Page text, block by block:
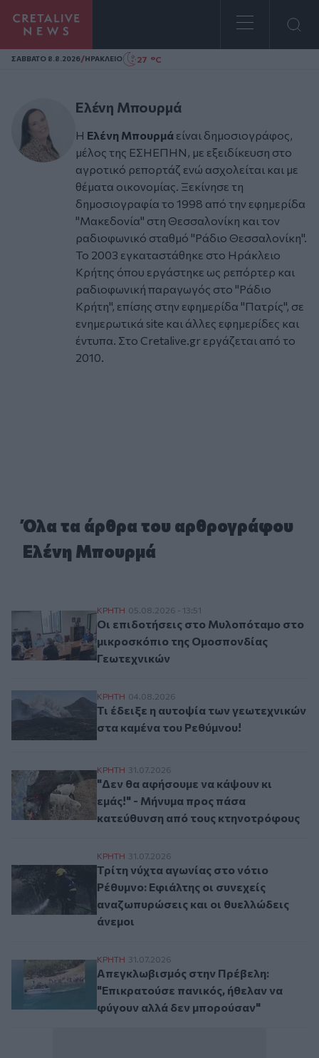
Homepage
ΣAΒΒΑΤΟ 8.8.2026/ΗΡΑΚΛΕΙΟ 27 °C
Ελένη Μπουρμά
Η Ελένη Μπουρμά είναι δημοσιογράφος,
μέλος της ΕΣΗΕΠΗΝ, με εξειδίκευση στο
αγροτικό ρεπορτάζ ενώ ασχολείται και με
θέματα οικονομίας. Ξεκίνησε τη
δημοσιογραφία το 1998 από την εφημερίδα
"Μακεδονία" στη Θεσσαλονίκη και τον
ραδιοφωνικό σταθμό "Ράδιο Θεσσαλονίκη".
Το 2003 εγκαταστάθηκε στο Ηράκλειο
Κρήτης όπου εργάστηκε ως ρεπόρτερ και
ραδιοφωνική παραγωγός στο "Ράδιο
Κρήτη", επίσης στην εφημερίδα "Πατρίς", σε
ενημερωτικά site και άλλες εφημερίδες και
έντυπα. Στο Cretalive.gr εργάζεται από το
2010.
Όλα τα άρθρα του αρθρογράφου
Ελένη Μπουρμά
Οι επιδοτήσεις στο Μυλοπόταμο στο
ΚΡΗΤΗ 05.08.2026 - 13:51
Οι επιδοτήσεις στο Μυλοπόταμο στο
μικροσκόπιο της Ομοσπονδίας
Γεωτεχνικών
Τι έδειξε η αυτοψία των γεωτεχνικών
ΚΡΗΤΗ 04.08.2026
Τι έδειξε η αυτοψία των γεωτεχνικών
στα καμένα του Ρεθύμνου!
"Δεν θα αφήσουμε να κάψουν κι εμάς!" -
ΚΡΗΤΗ 31.07.2026
"Δεν θα αφήσουμε να κάψουν κι
εμάς!" - Μήνυμα προς πάσα
κατεύθυνση από τους κτηνοτρόφους
Τρίτη νύχτα αγωνίας στο νότιο Ρέθυμνο:
ΚΡΗΤΗ 31.07.2026
Τρίτη νύχτα αγωνίας στο νότιο
Ρέθυμνο: Εφιάλτης οι συνεχείς
αναζωπυρώσεις και οι θυελλώδεις
άνεμοι
Απεγκλωβισμός στην Πρέβελη:
ΚΡΗΤΗ 31.07.2026
Απεγκλωβισμός στην Πρέβελη:
"Επικρατούσε πανικός, ήθελαν να
φύγουν αλλά δεν μπορούσαν"